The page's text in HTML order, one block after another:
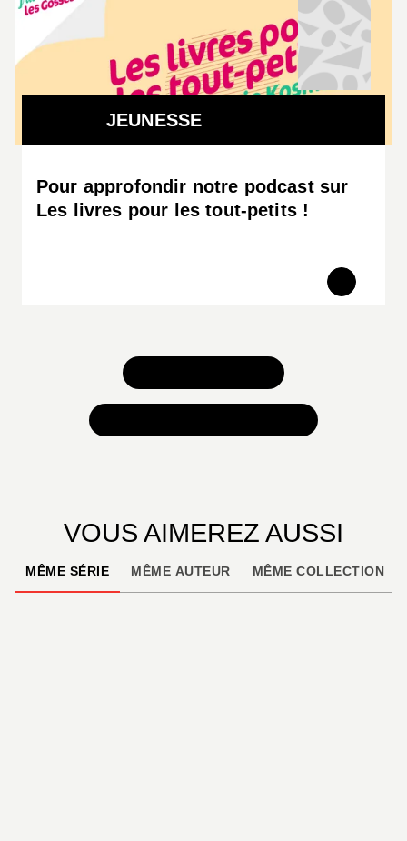
JEUNESSE
Pour approfondir notre podcast sur
Les livres pour les tout-petits !
VOUS AIMEREZ AUSSI
MÊME SÉRIE MÊME AUTEUR MÊME COLLECTION